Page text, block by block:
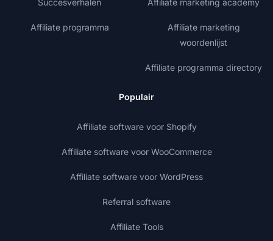
Succesverhalen
Affiliate programma
Affiliate marketing academy
Affiliate marketing
woordenlijst
Affiliate programma directory
Populair
Affiliate software voor Shopify
Affiliate software voor WooCommerce
Affiliate software voor WordPress
Referral software
Affiliate Tools